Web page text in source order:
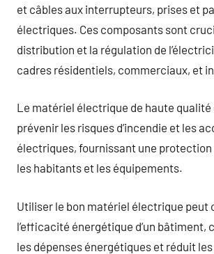
et câbles aux interrupteurs, prises et
électriques. Ces composants sont
distribution et la régulation de
cadres résidentiels, commerciaux, et
Le matériel électrique de haute
prévenir les risques d’incendie et les
électriques, fournissant une
les habitants et les équipements.
Utiliser le bon matériel électrique peut
l’efficacité énergétique d’un bâtiment,
les dépenses énergétiques et réduit